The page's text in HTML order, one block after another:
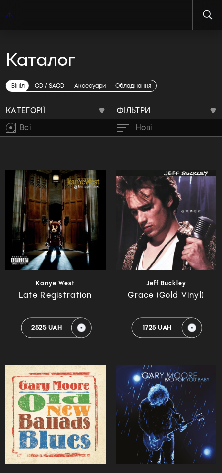
Каталог
Вініл CD / SACD Аксесуари Обладнання
Новинки
КАТЕГОРІЇ
ФІЛЬТРИ
Всі
Нові
Kanye West
Late Registration
2525 UAH
Jeff Buckley
Grace (Gold Vinyl)
1725 UAH